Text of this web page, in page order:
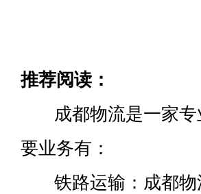
推荐阅读：
成都物流是一家专
要业务有：
铁路运输：成都物